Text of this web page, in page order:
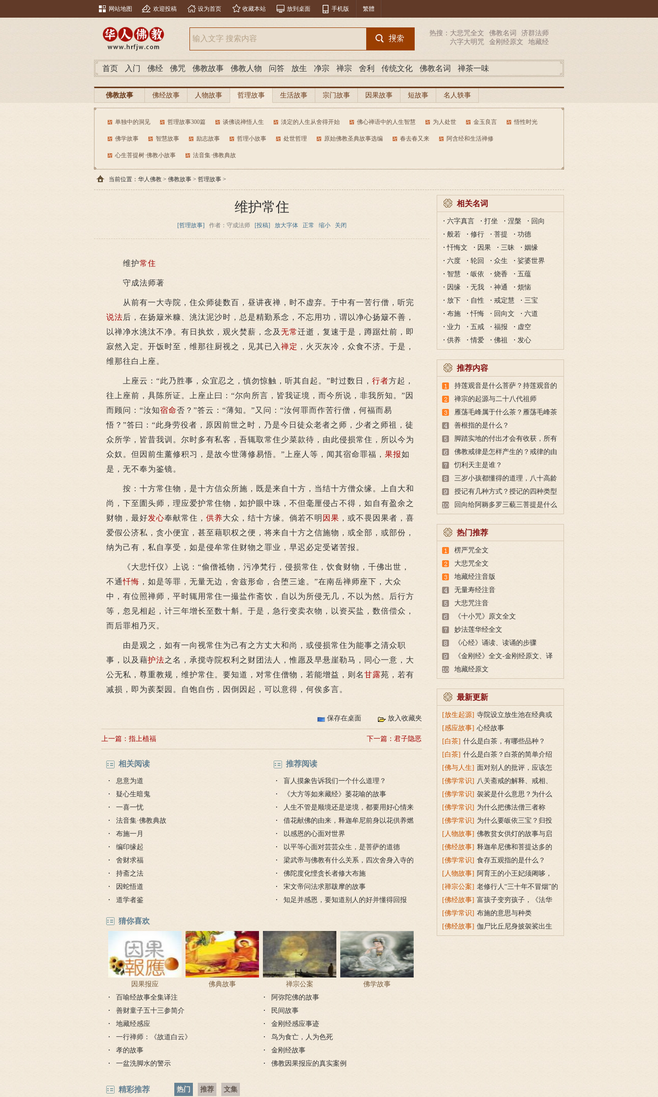
网站地图 欢迎投稿 设为首页 收藏本站 放到桌面 手机版 繁體
热搜： 大悲咒全文 佛教名词
济群法师
六字大明咒
金刚经原文 地藏经
首页 入门 佛经 佛咒 佛教故事 佛教人物 问答 放生 净宗 禅宗 舍利 传统文化 佛教名词 禅茶一味
佛教故事 佛经故事 人物故事 哲理故事 生活故事 宗门故事 因果故事 短故事 名人轶事
单独中的洞见 哲理故事300篇 谈佛说禅悟人生 淡定的人生从舍得开始 佛心禅语中的人生智慧 为人处世 金玉良言 悟性时光
佛学故事 智慧故事 励志故事 哲理小故事 处世哲理 原始佛教圣典故事选编 春去春又来 阿含经和生活禅修
心生菩提树·佛教小故事 法音集·佛教典故
当前位置： 华人佛教 > 佛教故事 > 哲理故事 >
维护常住
[哲理故事] 作者：守成法师 [投稿] 放大字体 正常 缩小 关闭
维护常住
守成法师著
从前有一大寺院，住众师徒数百，昼讲夜禅，时不虚弃。于中有一苦行僧，听完
说法后，在扬簸米糠、洮汰泥沙时，总是精勤系念，不忘用功，谓以净心扬簸不善，
以禅净水洮汰不净。有日执炊，观火焚薪，念及 无常迁逝，复速于是，蹲踞灶前，即
寂然入定。开饭时至，维那往厨视之，见其已入 禅定 ，火灭灰冷，众食不济。于是，
维那往白上座。
上座云：“此乃胜事，众宜忍之，慎勿惊触，听其自起。”时过数日， 行者方起，
往上座前，具陈所证。上座止曰：“尔向所言，皆我证境，而今所说，非我所知。”因
而顾问：“汝知宿命否？”答云：“薄知。”又问：“汝何罪而作苦行僧，何福而易
悟？”答曰：“此身劳役者，原因前世之时，乃是今日徒众老者之师，少者之师祖，徒
众所学，皆昔我训。尔时多有私客，吾辄取常住少菜款待，由此侵损常住，所以今为
众奴。但因前生薰修积习，是故今世薄修易悟。”上座人等，闻其宿命罪福， 果报如
是，无不奉为鉴镜。
按：十方常住物，是十方信众所施，既是来自十方，当结十方僧众缘。上自大和
尚，下至圊头师，理应爱护常住物，如护眼中珠，不但毫厘侵占不得，如自有盈余之
财物，最好发心奉献常住， 供养大众，结十方缘。倘若不明 因果 ，或不畏因果者，喜
爱假公济私，贪小便宜，甚至藉职权之便，将来自十方之信施物，或全部，或部份，
纳为己有，私自享受，如是侵牟常住财物之罪业，早迟必定受诸苦报。
《大悲忏仪》上说：“偷僧祗物，污净梵行，侵损常住，饮食财物，千佛出世，
不通忏悔 ，如是等罪，无量无边，舍兹形命，合堕三途。”在南岳禅师座下，大众
中，有位照禅师，平时辄用常住一撮盐作斋饮，自以为所侵无几，不以为然。后行方
等，忽见相起，计三年增长至数十斛。于是，急行变卖衣物，以资买盐，数倍偿众，
而后罪相乃灭。
由是观之，如有一向视常住为己有之方丈大和尚，或侵损常住为能事之清众职
事，以及藉护法之名，承搅寺院权利之财团法人，惟愿及早悬崖勒马，同心一意，大
公无私，尊重教规，维护常住。要知道，对常住僧物，若能增益，则名甘露苑，若有
减损，即为蒺梨园。自饱自伤，因倒因起，可以意得，何俟多言。
保存在桌面 放入收藏夹
上一篇： 指上植福 下一篇： 君子隐恶
相关阅读
息意为道
疑心生暗鬼
一喜一忧
法音集·佛教典故
布施一月
编印缘起
舍财求福
持斋之法
因蛇悟道
道学者鉴
推荐阅读
盲人摸象告诉我们一个什么道理？
《大方等如来藏经》萎花喻的故事
人生不管是顺境还是逆境，都要用好心情来
对待
借花献佛的由来，释迦牟尼前身以花供养燃
灯佛
以感恩的心面对世界
以平等心面对芸芸众生，是菩萨的道德
梁武帝与佛教有什么关系，四次舍身入寺的
是哪个寺？
佛陀度化悭贪长者修大布施
宋文帝问法求那跋摩的故事
知足并感恩，要知道别人的好并懂得回报
猜你喜欢
因果报应 佛典故事 禅宗公案
佛学故事
百喻经故事全集译注
阿弥陀佛的故事
善财童子五十三参简介
民间故事
地藏经感应
金刚经感应事迹
一行禅师：《故道白云》
鸟为食亡，人为色死
孝的故事
金刚经故事
一盆洗脚水的警示
佛教因果报应的真实案例
精彩推荐 热门 推荐 文集
相关名词
六字真言 打坐 涅槃
回向
般若
修行 菩提
功德
忏悔文
因果 三昧
姻缘
六度
轮回 众生
娑婆世界
智慧
皈依 烧香
五蕴
因缘
无我 神通
烦恼
放下
自性 戒定慧
三宝
布施
忏悔 回向文
六道
业力
五戒 福报
虚空
供养
情爱 佛祖 发心
推荐内容
持莲观音是什么菩萨？持莲观音的
故事
禅宗的起源与二十八代祖师
雁荡毛峰属于什么茶？雁荡毛峰茶
的特点与由来
善根指的是什么？
脚踏实地的付出才会有收获，所有
的付出都不会白费
佛教戒律是怎样产生的？戒律的由
来
忉利天主是谁？
三岁小孩都懂得的道理，八十高龄
也未必做得到
授记有几种方式？授记的四种类型
回向给阿耨多罗三藐三菩提是什么
热门推荐
楞严咒全文
大悲咒全文
地藏经注音版
无量寿经注音
大悲咒注音
《十小咒》原文全文
妙法莲华经全文
《心经》诵读、读诵的步骤
《金刚经》全文-金刚经原文、译
文及释意
地藏经原文
最新更新
[放生起源] 寺院设立放生池在经典或
传统上有什么根据？
[感应故事] 心经故事
[白茶] 什么是白茶，有哪些品种？
[白茶] 什么是白茶？白茶的简单介绍
[佛与人生] 面对别人的批评，应该怎
么做？
[佛学常识] 八关斋戒的解释、戒相、
功德利益
[佛学常识] 袈裟是什么意思？为什么
叫福田衣？
[佛学常识] 为什么把佛法僧三者称
为“宝”？
[佛学常识] 为什么要皈依三宝？归投
三宝令身心安稳
[人物故事] 佛教贫女供灯的故事与启
示
[佛经故事] 释迦牟尼佛和菩提达多的
双头鸟故事
[佛学常识] 食存五观指的是什么？
[人物故事] 阿育王的小王妃须阇哆，
持戒穿素服得宝珠
[禅宗公案] 老修行人“三十年不冒烟”的
故事
[佛经故事] 富孩子变穷孩子，《法华
经》穷子喻的故事
[佛学常识] 布施的意思与种类
[佛经故事] 伽尸比丘尼身披袈裟出生